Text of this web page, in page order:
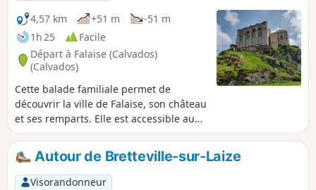
4,57 km
+51 m
-51 m
1h 25
Facile
Départ à Falaise (Calvados)
(Calvados)
Cette balade familiale permet de
découvrir la ville de Falaise, son château
et ses remparts. Elle est accessible au
plus grand nombre. Vous découvrirez
l'ensemble des remparts encerclant la
ville ainsi que les principales portes et
monuments.
Autour de Bretteville-sur-Laize
Visorandonneur